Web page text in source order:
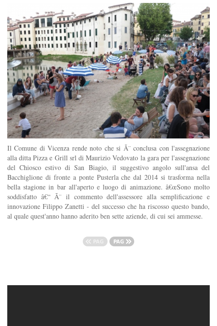
Il Comune di Vicenza rende noto che si Ã¨ conclusa con l'assegnazione
alla ditta Pizza e Grill srl di Maurizio Vedovato la gara per l'assegnazione
del Chiosco estivo di San Biagio, il suggestivo angolo sull'ansa del
Bacchiglione di fronte a ponte Pusterla che dal 2014 si trasforma nella
bella stagione in bar all'aperto e luogo di animazione. â€œSono molto
soddisfatto â€“ Ã¨ il commento dell'assessore alla semplificazione e
innovazione Filippo Zanetti - del successo che ha riscosso questo bando,
al quale quest'anno hanno aderito ben sette aziende, di cui sei ammesse.